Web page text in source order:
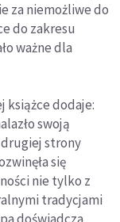
za niemożliwe do
do zakresu
ważne dla
książce dodaje:
swoją
strony
się
nie tylko z
tradycjami